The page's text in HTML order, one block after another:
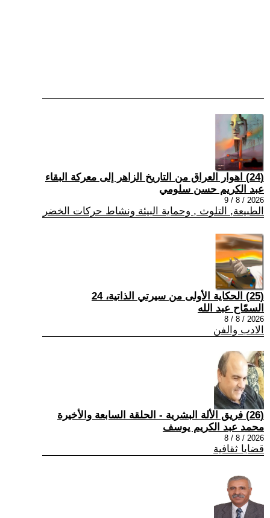
(24) اهوار العراق من التاريخ الزاهر إلى معركة البقاء
عبد الكريم حسن سلومي
2026 / 8 / 9
الطبيعة, التلوث , وحماية البيئة ونشاط حركات الخضر
(25) الحكاية الأولى من سيرتي الذاتية، 24
السمّاح عبد الله
2026 / 8 / 8
الادب والفن
(26) فريق الألة البشرية - الحلقة السابعة والأخيرة
محمد عبد الكريم يوسف
2026 / 8 / 8
قضايا ثقافية